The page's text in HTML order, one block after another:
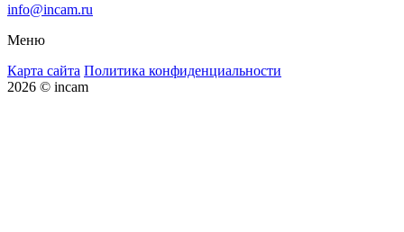
info@incam.ru
Меню
Карта сайта Политика конфиденциальности
2026 © incam